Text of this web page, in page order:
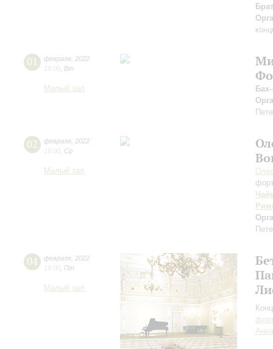
01 февраля 2022
19:00 Вт
Малый зал
02 февраля 2022
19:00 Ср
Малый зал
04 февраля 2022
19:00 Пт
Малый зал